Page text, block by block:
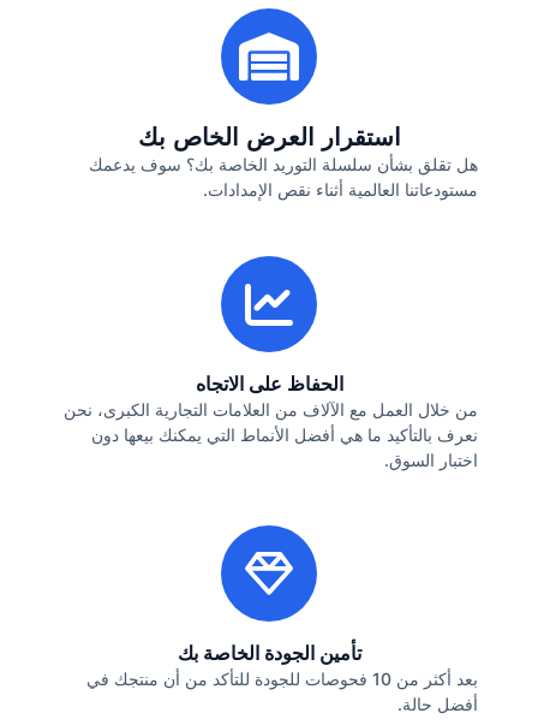
استقرار العرض الخاص بك
هل تقلق بشأن سلسلة التوريد الخاصة بك؟ سوف يدعمك
مستودعاتنا العالمية أثناء نقص الإمدادات.
الحفاظ على الاتجاه
من خلال العمل مع الآلاف من العلامات التجارية الكبرى، نحن
نعرف بالتأكيد ما هي أفضل الأنماط التي يمكنك بيعها دون
اختبار السوق.
تأمين الجودة الخاصة بك
بعد أكثر من 10 فحوصات للجودة للتأكد من أن منتجك في
أفضل حالة.